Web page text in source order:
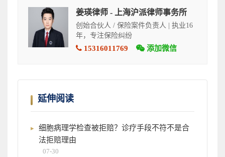
姜瑛律师 - 上海沪派律师事务所
创始合伙人 / 保险案件负责人 | 执业16
年，专注保险纠纷
15316011769 添加微信
延伸阅读
细胞病理学检查被拒赔？诊疗手段不符不是合
法拒赔理由
07-30